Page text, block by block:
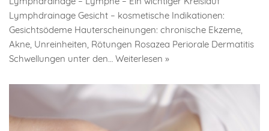
Lymphdrainage Gesicht – kosmetische Indikationen:
Gesichtsödeme Hauterscheinungen: chronische Ekzeme,
Akne, Unreinheiten, Rötungen Rosazea Periorale Dermatitis
Schwellungen unter den… Weiterlesen »